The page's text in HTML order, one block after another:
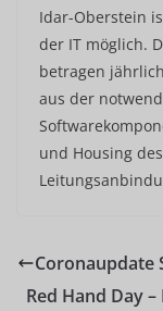
Idar-Oberstein
der IT möglich.
betragen
aus der
und Housing
Coronaupdate
Red Hand Day